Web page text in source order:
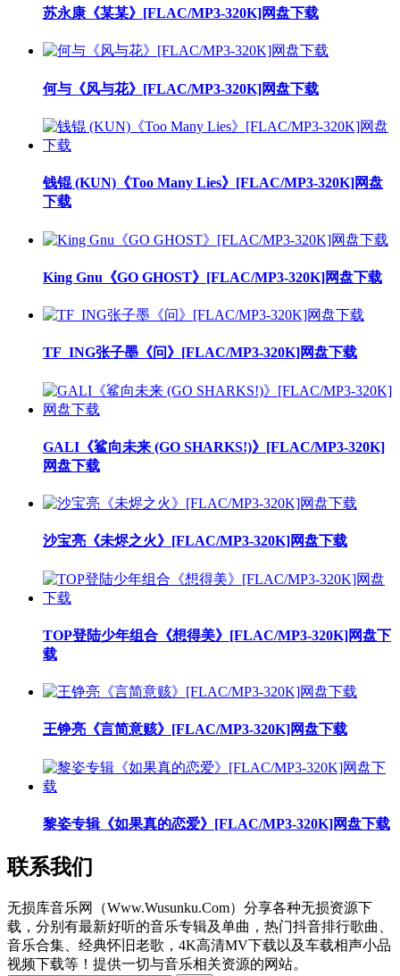
苏永康《某某》[FLAC/MP3-320K]网盘下载
何与《风与花》[FLAC/MP3-320K]网盘下载
钱锟 (KUN)《Too Many Lies》[FLAC/MP3-320K]网盘
下载
King Gnu《GO GHOST》[FLAC/MP3-320K]网盘下载
TF_ING张子墨《问》[FLAC/MP3-320K]网盘下载
GALI《鲨向未来 (GO SHARKS!)》[FLAC/MP3-320K]
网盘下载
沙宝亮《未烬之火》[FLAC/MP3-320K]网盘下载
TOP登陆少年组合《想得美》[FLAC/MP3-320K]网盘下
载
王铮亮《言简意赅》[FLAC/MP3-320K]网盘下载
黎姿专辑《如果真的恋爱》[FLAC/MP3-320K]网盘下载
联系我们
无损库音乐网（Www.Wusunku.Com）分享各种无损资源下
载，分别有最新好听的音乐专辑及单曲，热门抖音排行歌曲、
音乐合集、经典怀旧老歌，4K高清MV下载以及车载相声小品
视频下载等！提供一切与音乐相关资源的网站。